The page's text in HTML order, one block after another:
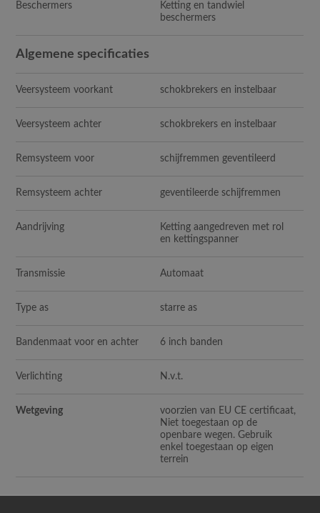
Beschermers
Ketting en tandwiel
beschermers
Algemene specificaties
Veersysteem voorkant schokbrekers en instelbaar
Veersysteem achter schokbrekers en instelbaar
Remsysteem voor schijfremmen geventileerd
Remsysteem achter geventileerde schijfremmen
Aandrijving
Ketting aangedreven met rol
en kettingspanner
Transmissie Automaat
Type as starre as
Bandenmaat voor en achter 6 inch banden
Verlichting N.v.t.
Wetgeving
voorzien van EU CE certificaat,
Niet toegestaan op de
openbare wegen. Gebruik
enkel toegestaan op eigen
terrein